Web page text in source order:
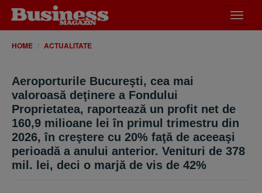
meniu
HOME ACTUALITATE
Aeroporturile Bucureşti, cea mai
valoroasă deţinere a Fondului
Proprietatea, raportează un profit net de
160,9 milioane lei în primul trimestru din
2026, în creştere cu 20% faţă de aceeaşi
perioadă a anului anterior. Venituri de 378
mil. lei, deci o marjă de vis de 42%